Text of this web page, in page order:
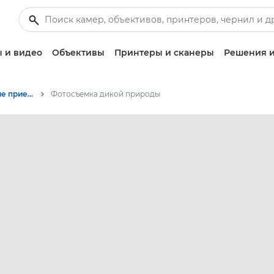
и видео Объективы Принтеры и сканеры Решения
Советы и технические приемы по фотографии и печати Фотосъемка дикой природы